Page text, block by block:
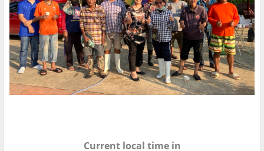
Current local time in